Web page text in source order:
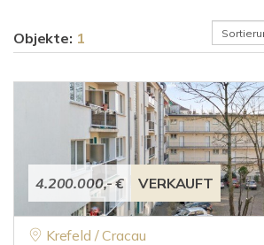
Objekte: 1
4.200.000,- € VERKAUFT
Krefeld / Cracau